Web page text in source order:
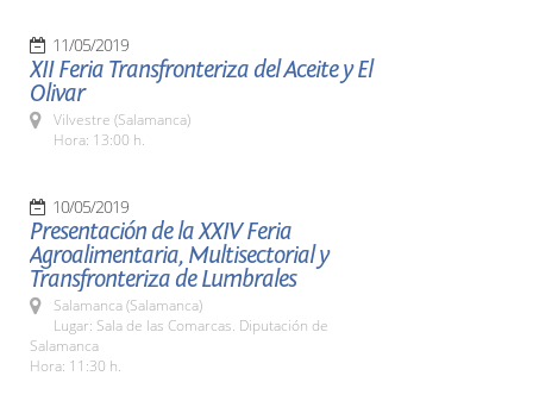
11/05/2019
XII Feria Transfronteriza del Aceite y El
Olivar
Vilvestre (Salamanca)
Hora: 13:00 h.
10/05/2019
Presentación de la XXIV Feria
Agroalimentaria, Multisectorial y
Transfronteriza de Lumbrales
Salamanca (Salamanca)
Lugar: Sala de las Comarcas. Diputación de
Salamanca
Hora: 11:30 h.